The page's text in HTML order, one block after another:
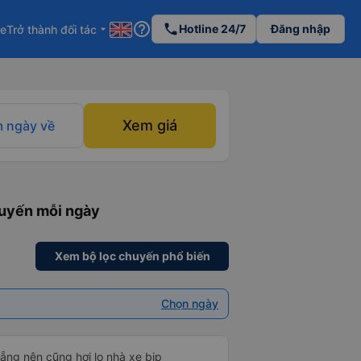
Trở thành đối tác arrow_drop_down help_outline phoneHotline 24/7 Đăng nhập
ngày về Xem giá
mỗi ngày
Xem bộ lọc chuyến phổ biến
Chọn ngày
nên cũng hơi lo nhà xe bịp